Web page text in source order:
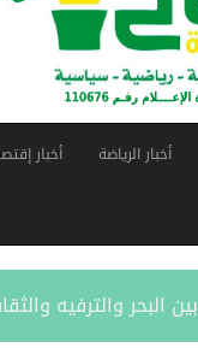
أخبار الرياضة أخبار
بين البحر والترفيه